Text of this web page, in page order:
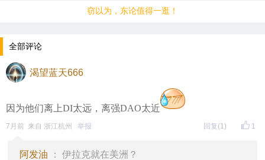
窃以为，东论值得一逛！
全部评论
渴望蓝天666
因为他们离上DI太远，离强DAO太近
1
7月前 来自 浙江杭州 举报 回复 (1)
阿发油 ： 伊拉克就在美洲？